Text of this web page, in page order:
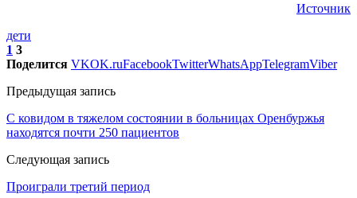
Источник
дети
1 3
Поделится VKOK.ruFacebookTwitterWhatsAppTelegramViber
Предыдущая запись
С ковидом в тяжелом состоянии в больницах Оренбуржья
находятся почти 250 пациентов
Следующая запись
Проиграли третий период